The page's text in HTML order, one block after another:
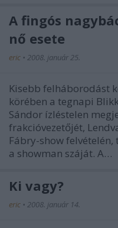
A fingós
nő esete
eric • 2008. január 25.
Kisebb felháborodást
körében a tegnapi
Sándor ízléstelen
frakcióvezetőjét,
Fábry-show
a showman száját. A…
Ki vagy?
eric • 2008. január 14.